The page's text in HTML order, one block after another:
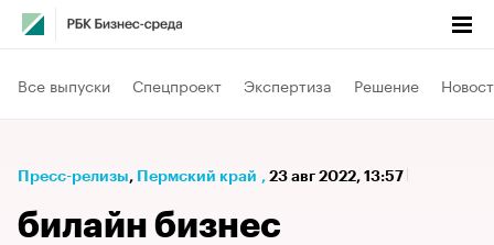
Все выпуски Спецпроект Экспертиза Решение
Пресс-релизы⁠, Пермский край , 23 авг 2022, 13:57
билайн бизнес